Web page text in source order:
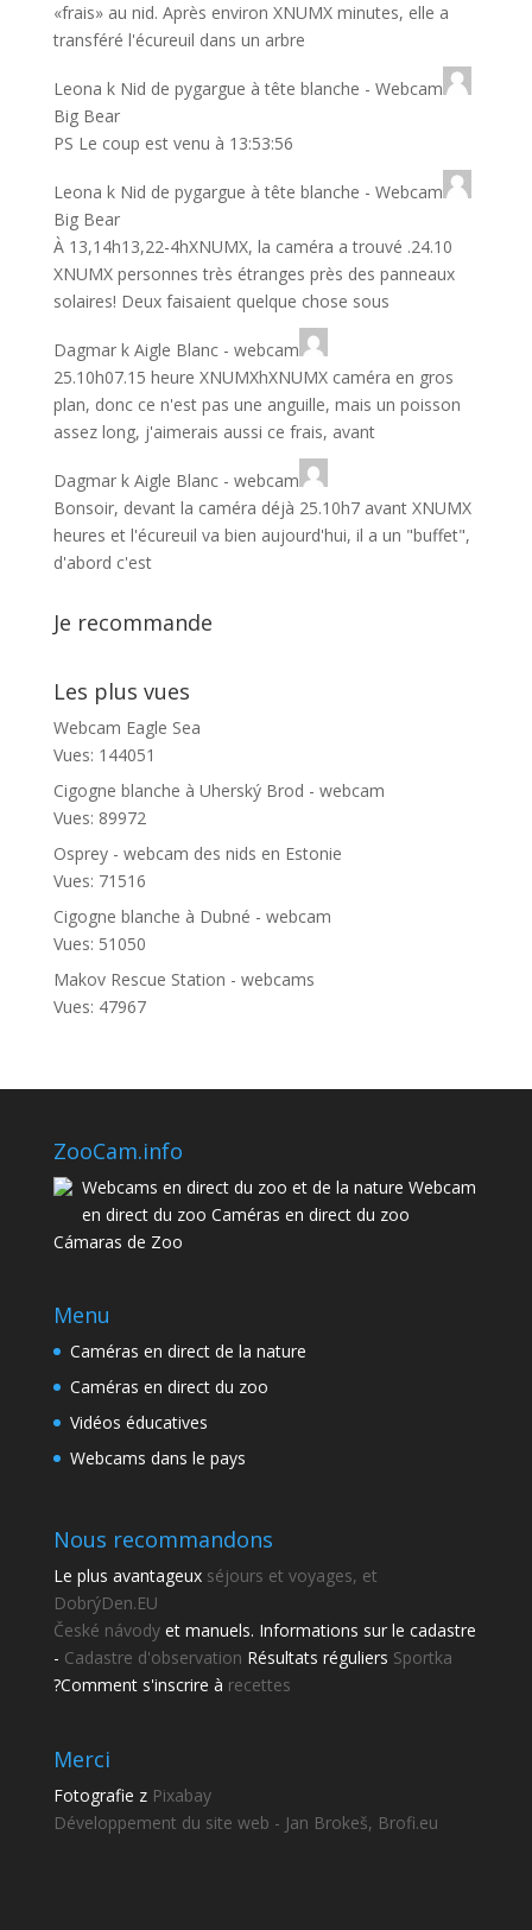
«frais» au nid. Après environ XNUMX minutes, elle a
transféré l'écureuil dans un arbre
Leona k Nid de pygargue à tête blanche - Webcam
Big Bear
PS Le coup est venu à 13:53:56
Leona k Nid de pygargue à tête blanche - Webcam
Big Bear
24.10. À 13,14h13,22-4hXNUMX, la caméra a trouvé
XNUMX personnes très étranges près des panneaux
solaires! Deux faisaient quelque chose sous
Dagmark Aigle Blanc - webcam
25.10h07.15 heure XNUMXhXNUMX caméra en gros
plan, donc ce n'est pas une anguille, mais un poisson
assez long, j'aimerais aussi ce frais, avant
Dagmark Aigle Blanc - webcam
Bonsoir, devant la caméra déjà 25.10h7 avant XNUMX
heures et l'écureuil va bien aujourd'hui, il a un "buffet",
d'abord c'est
Je recommande
Les plus vues
Webcam Eagle Sea
Vues: 144051
Cigogne blanche à Uherský Brod - webcam
Vues: 89972
Osprey - webcam des nids en Estonie
Vues: 71516
Cigogne blanche à Dubné - webcam
Vues: 51050
Makov Rescue Station - webcams
Vues: 47967
ZooCam.info
Webcams en direct du zoo et de la nature Webcam
en direct du zoo Caméras en direct du zoo
Cámaras de Zoo
Menu
Caméras en direct de la nature
Caméras en direct du zoo
Vidéos éducatives
Webcams dans le pays
Nous recommandons
Le plus avantageux séjours et voyages, et
DobrýDen.EU
České návodyet manuels. Informations sur le cadastre
- Cadastre d'observation Résultats réguliers Sportka
Comment s'inscrire à recettes
?
Merci
Fotografie z Pixabay
Développement du site web - Jan Brokeš, Brofi.eu